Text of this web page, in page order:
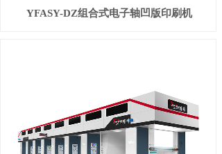
YFASY-DZ组合式电子轴凹版印刷机